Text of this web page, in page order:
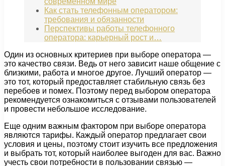
Как стать телефонным оператором:
требования и обязанности
Перспективы работы телефонного
оператора: карьерный рост и…
Один из основных критериев при выборе оператора —
это качество связи. Ведь от него зависит наше общение с
близкими, работа и многое другое. Лучший оператор —
это тот, который предоставляет стабильную связь без
перебоев и помех. Поэтому перед выбором оператора
рекомендуется ознакомиться с отзывами пользователей
и провести небольшое исследование.
Еще одним важным фактором при выборе оператора
являются тарифы. Каждый оператор предлагает свои
условия и цены, поэтому стоит изучить все предложения
и выбрать тот, который наиболее выгоден для вас. Важно
учесть свои потребности в пользовании связью —